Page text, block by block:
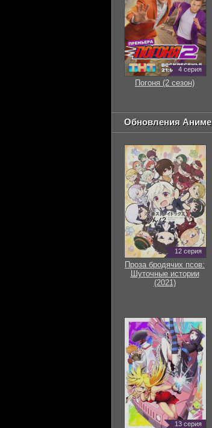
4 серия
Погоня (2 сезон)
Обновления Аниме
12 серия
Проза бродячих псов:
Шуточные истории
(2021)
13 серия